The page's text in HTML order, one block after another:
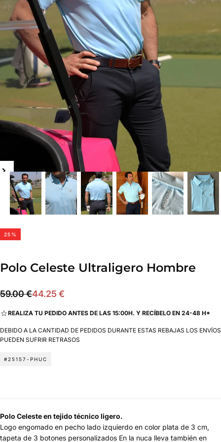
25 %
Polo Celeste Ultraligero Hombre
44.25
Precio
59.00 €Precio
44.25 €
REALIZA TU PEDIDO ANTES DE LAS 15:00H. Y RECÍBELO EN 24-48 H*
DEBIDO A LA CANTIDAD DE PEDIDOS DURANTE ESTAS REBAJAS LOS ENVÍOS
PUEDEN SUFRIR RETRASOS
#25157-PHUC
Polo Celeste en tejido técnico ligero.
Logo engomado en pecho lado izquierdo en color plata de 3 cm,
tapeta de 3 botones personalizados En la nuca lleva también en